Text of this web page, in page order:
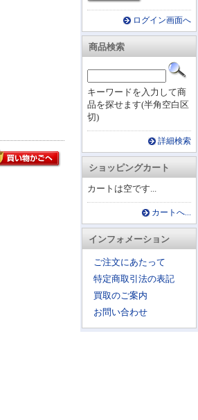
ログイン画面へ
商品検索
キーワードを入力して商
品を探せます(半角空白区
切)
詳細検索
ショッピングカート
カートは空です...
カートへ...
インフォメーション
ご注文にあたって
特定商取引法の表記
買取のご案内
お問い合わせ